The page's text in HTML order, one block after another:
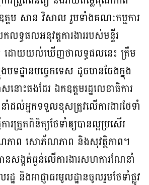
ឧត្តម សាន វិសាល រួមទាំងគណៈកម្មការ
ធផលអនុវត្តការងាររបស់មន្ទីរ
ត ដោយយល់ឃើញថាលទ្ធផលនេះ ត្រឹម
ទដ្ឋានបច្ចេកទេស ដូចមានចែងក្នុង
នោះផងដែរ ឯកឧត្តមរដ្ឋលេខាធិការ
ាំដល់អ្នកទទួលខុសត្រូវលើការងារថែទាំ
ការត្រួតពិនិត្យថែទាំឲ្យបានល្អប្រសើរ
ណភាព សោភ័ណភាព និងសុវត្ថិភាព។
នសង្កត់ធ្ងន់លើការងារសហការណែនាំ
ឋ និងអាជ្ញាធរមូលដ្ឋានចូលរួមថែទាំផ្លូវ